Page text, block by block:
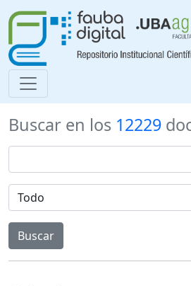
Buscar en los 12229